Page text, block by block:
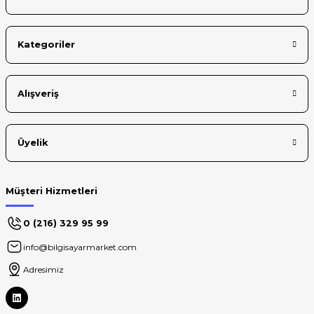
Kategoriler
Alışveriş
Üyelik
Müşteri Hizmetleri
0 (216) 329 95 99
info@bilgisayarmarket.com
Adresimiz